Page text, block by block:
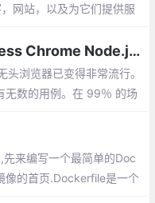
网站，以及为它们提供服
如何在 Docker 中设置 Headless Chrome Node.js 服务器?
浏览器已变得非常流行。
无数的用例。在 99％ 的场
来编写一个最简单的Doc
的首页.Dockerfile是一个